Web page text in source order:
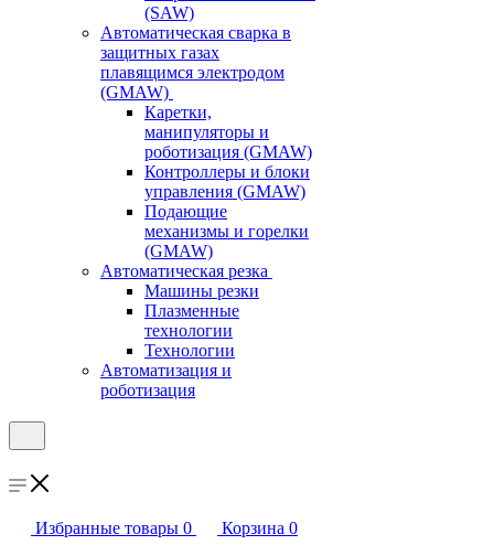
(SAW)
Автоматическая сварка в
защитных газах
плавящимся электродом
(GMAW)
Каретки,
манипуляторы и
роботизация (GMAW)
Контроллеры и блоки
управления (GMAW)
Подающие
механизмы и горелки
(GMAW)
Автоматическая резка
Машины резки
Плазменные
технологии
Технологии
Автоматизация и
роботизация
Избранные товары 0 Корзина 0